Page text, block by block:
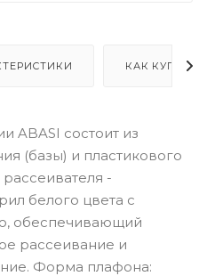
КАК КУПИТЬ
ABASI состоит из
(базы) и пластикового
-
белого цвета с
обеспечивающий
рассеивание и
Форма плафона: